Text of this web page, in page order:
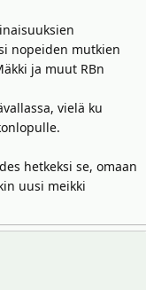
nopeiden mutkien
ja muut RBn
vielä ku
hetkeksi se, omaan
uusi meikki